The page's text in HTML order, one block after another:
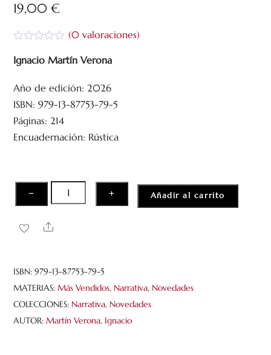
19,00€
a
r
d
o
c
o
5
(0valoraciones)
Ignacio Martín Verona
Año de edición: 2026
ISBN: 979-13-87753-79-5
Páginas: 214
Encuadernación: Rústica
−
Páramos
negros
cantidad
+ Añadir al carrito
Share
ISBN:979-13-87753-79-5
MATERIAS:Más Vendidos, Narrativa, Novedades
COLECCIONES: Narrativa, Novedades
AUTOR:Martín Verona, Ignacio